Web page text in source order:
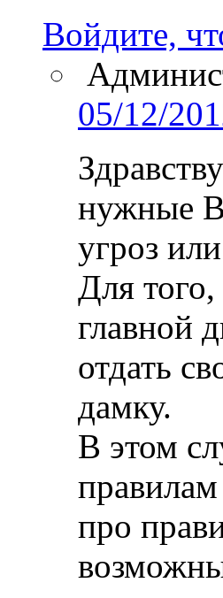
Войдите,
05/12/
нужные
угроз
Для
главной
отдать
дамку.
В этом
про